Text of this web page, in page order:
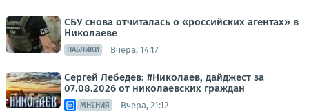
СБУ снова отчиталась о «российских агентах» в
Николаеве
ПАБЛИКИ Вчера, 14:17
Сергей Лебедев: #Николаев, дайджест за
07.08.2026 от николаевских граждан
МНЕНИЯ Вчера, 21:12